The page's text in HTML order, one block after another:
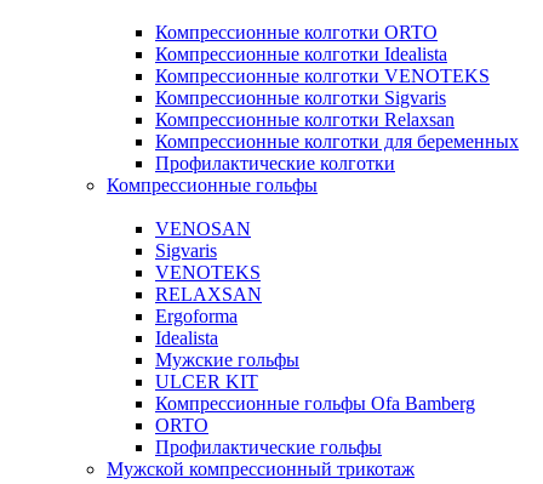
Компрессионные колготки ORTO
Компрессионные колготки Idealista
Компрессионные колготки VENOTEKS
Компрессионные колготки Sigvaris
Компрессионные колготки Relaxsan
Компрессионные колготки для беременных
Профилактические колготки
Компрессионные гольфы
VENOSAN
Sigvaris
VENOTEKS
RELAXSAN
Ergoforma
Idealista
Мужские гольфы
ULCER KIT
Компрессионные гольфы Ofa Bamberg
ORTO
Профилактические гольфы
Мужской компрессионный трикотаж